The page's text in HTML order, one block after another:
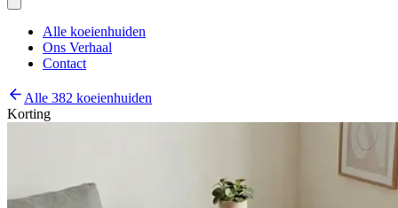
Alle koeienhuiden
Ons Verhaal
Contact
Alle 382 koeienhuiden
Korting